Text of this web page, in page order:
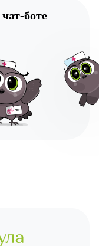
чат-боте